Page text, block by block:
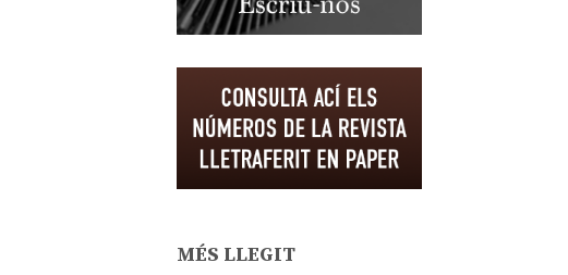
MÉS LLEGIT